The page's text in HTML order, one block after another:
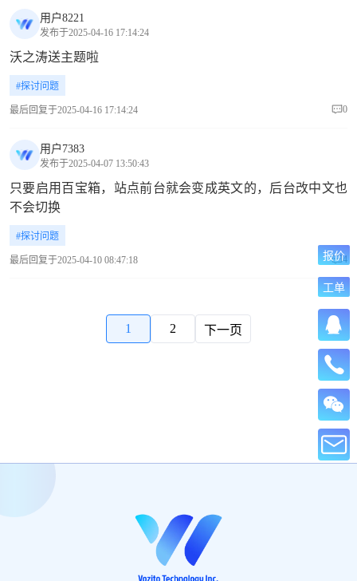
用户8221
发布于2025-04-16 17:14:24
沃之涛送主题啦
#探讨问题
最后回复于2025-04-16 17:14:24 0
用户7383
发布于2025-04-07 13:50:43
只要启用百宝箱，站点前台就会变成英文的，后台改中文也
不会切换
#探讨问题
最后回复于2025-04-10 08:47:18 4
1 2 下一页
报价
工单